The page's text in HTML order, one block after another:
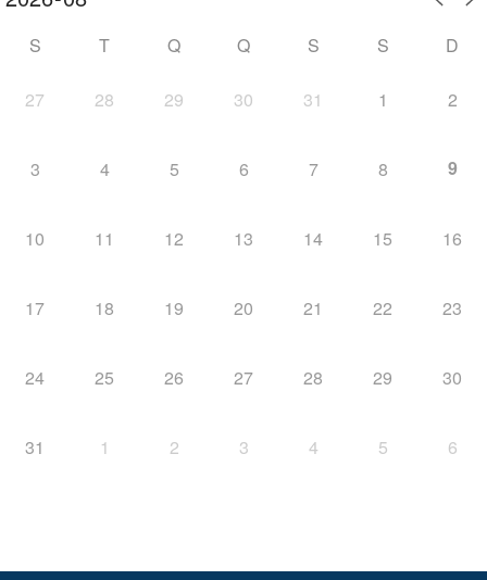
S T Q Q S S D
27 28 29 30 31 1 2
3 4 5 6 7 8 9
10 11 12 13 14 15 16
17 18 19 20 21 22 23
24 25 26 27 28 29 30
31 1 2 3 4 5 6